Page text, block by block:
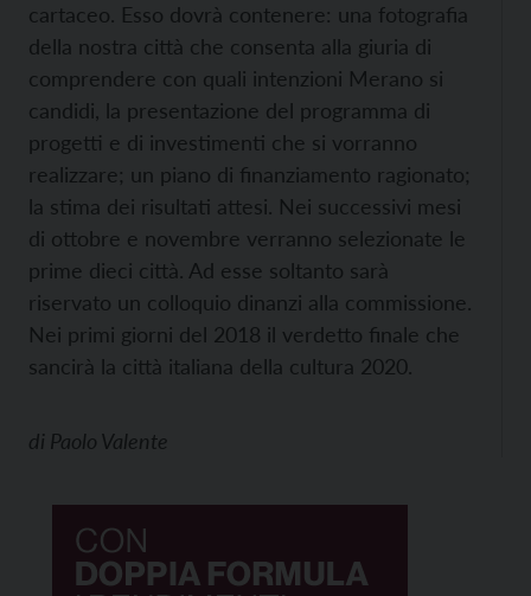
cartaceo. Esso dovrà contenere: una fotografia
della nostra città che consenta alla giuria di
comprendere con quali intenzioni Merano si
candidi, la presentazione del programma di
progetti e di investimenti che si vorranno
realizzare; un piano di finanziamento ragionato;
la stima dei risultati attesi. Nei successivi mesi
di ottobre e novembre verranno selezionate le
prime dieci città. Ad esse soltanto sarà
riservato un colloquio dinanzi alla commissione.
Nei primi giorni del 2018 il verdetto finale che
sancirà la città italiana della cultura 2020.
di Paolo Valente